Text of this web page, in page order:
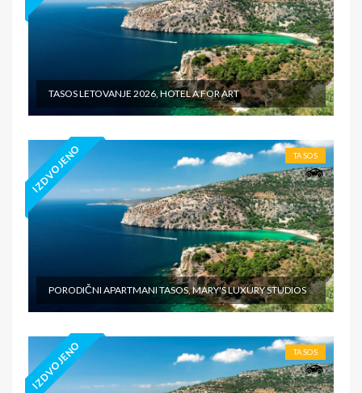
TASOS LETOVANJE 2026, HOTEL A FOR ART
IZDVOJENO TASOS
PORODIČNI APARTMANI TASOS, MARY'S LUXURY STUDIOS
IZDVOJENO TASOS